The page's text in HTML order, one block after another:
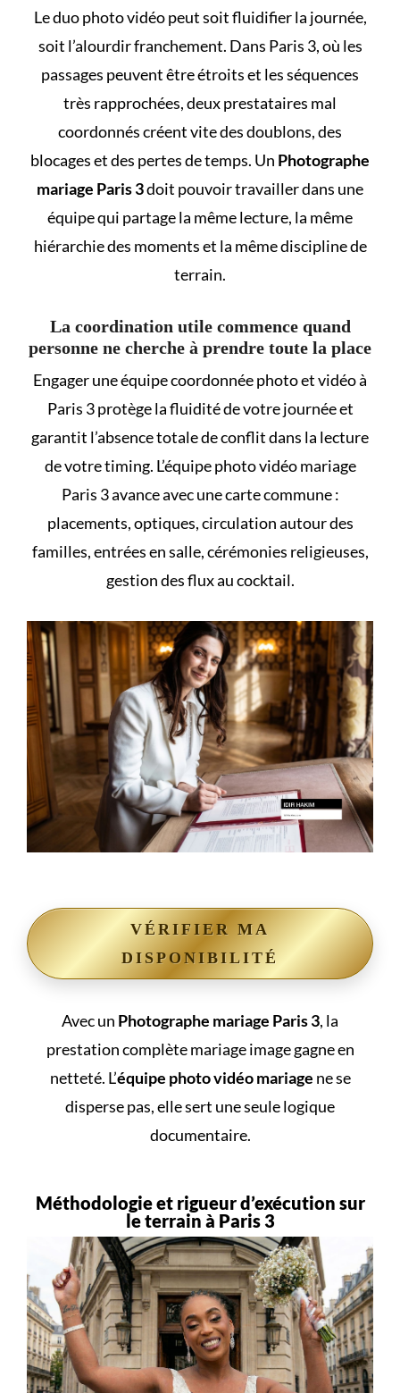
Le duo photo vidéo peut soit fluidifier la journée,
soit l’alourdir franchement. Dans Paris 3, où les
passages peuvent être étroits et les séquences
très rapprochées, deux prestataires mal
coordonnés créent vite des doublons, des
blocages et des pertes de temps. Un Photographe
mariage Paris 3doit pouvoir travailler dans une
équipe qui partage la même lecture, la même
hiérarchie des moments et la même discipline de
terrain.
La coordination utile commence quand
personne ne cherche à prendre toute la place
Engager une équipe coordonnée photo et vidéo à
Paris 3 protège la fluidité de votre journée et
garantit l’absence totale de conflit dans la lecture
de votre timing. L’équipe photo vidéo mariage
Paris 3 avance avec une carte commune :
placements, optiques, circulation autour des
familles, entrées en salle, cérémonies religieuses,
gestion des flux au cocktail.
VÉRIFIER MA
DISPONIBILITÉ
Avec un Photographe mariage Paris 3, la
prestation complète mariage image gagne en
netteté. L’équipe photo vidéo mariage ne se
disperse pas, elle sert une seule logique
documentaire.
Méthodologie et rigueur d’exécution sur
le terrain à Paris 3